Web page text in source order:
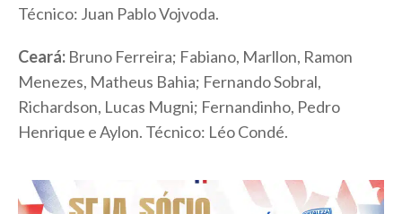
Técnico: Juan Pablo Vojvoda.
Ceará: Bruno Ferreira; Fabiano, Marllon, Ramon
Menezes, Matheus Bahia; Fernando Sobral,
Richardson, Lucas Mugni; Fernandinho, Pedro
Henrique e Aylon. Técnico: Léo Condé.